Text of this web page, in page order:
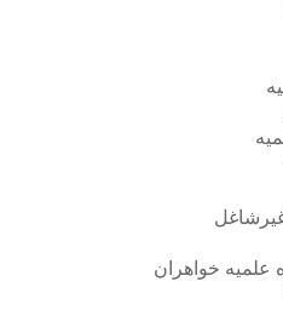
خواهران